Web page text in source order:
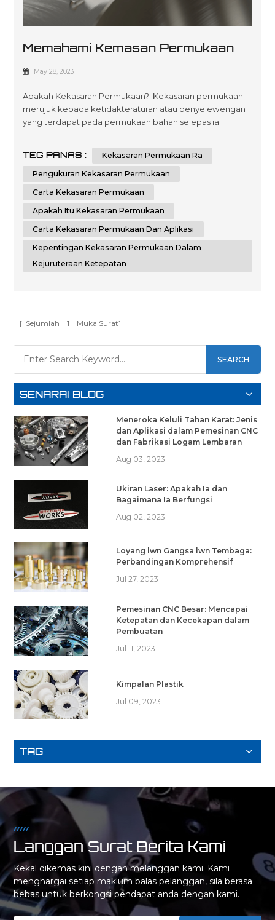
Memahami Kemasan Permukaan
Dalam Pembuatan: Panduan
May 28, 2023
Apakah Kekasaran Permukaan? Kekasaran permukaan
merujuk kepada ketidakteraturan atau penyelewengan
yang terdapat pada permukaan bahan selepas ia
ia secara langsung mempengaruhi kefungsian, estetika
dan prestasi komponen. Pengukuran kekasaran
TEG PANAS :
Kekasaran Permukaan Ra
Pengukuran Kekasaran Permukaan
Carta Kekasaran Permukaan
Apakah Itu Kekasaran Permukaan
Carta Kekasaran Permukaan Dan Aplikasi
Kepentingan Kekasaran Permukaan Dalam
Kejuruteraan Ketepatan
[ Sejumlah 1 Muka Surat]
SEARCH
SENARAI BLOG
Meneroka Keluli Tahan Karat: Jenis
dan Aplikasi dalam Pemesinan CNC
dan Fabrikasi Logam Lembaran
Aug 03, 2023
Ukiran Laser: Apakah Ia dan
Bagaimana Ia Berfungsi
Aug 02, 2023
Loyang lwn Gangsa lwn Tembaga:
Perbandingan Komprehensif
Jul 27, 2023
Pemesinan CNC Besar: Mencapai
Ketepatan dan Kecekapan dalam
Pembuatan
Jul 11, 2023
Kimpalan Plastik
Jul 09, 2023
TAG
Langgan Surat Berita Kami
Kekal dikemas kini dengan melanggan kami. Kami
menghargai setiap maklum balas pelanggan, sila berasa
bebas untuk berkongsi pendapat anda dengan kami.